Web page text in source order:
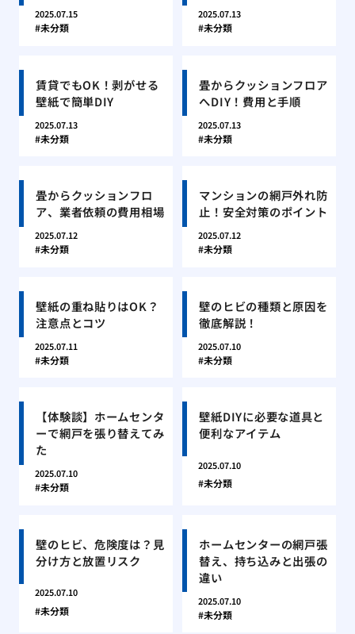
2025.07.15
未分類
2025.07.13
未分類
賃貸でもOK！剥がせる
壁紙で簡単DIY
2025.07.13
未分類
畳からクッションフロア
へDIY！費用と手順
2025.07.13
未分類
畳からクッションフロ
ア、業者依頼の費用相場
2025.07.12
未分類
マンションの網戸外れ防
止！安全対策のポイント
2025.07.12
未分類
壁紙の重ね貼りはOK？
注意点とコツ
2025.07.11
未分類
壁のヒビの種類と原因を
徹底解説！
2025.07.10
未分類
【体験談】ホームセンタ
ーで網戸を張り替えてみ
た
2025.07.10
未分類
壁紙DIYに必要な道具と
便利なアイテム
2025.07.10
未分類
壁のヒビ、危険度は？見
分け方と放置リスク
2025.07.10
未分類
ホームセンターの網戸張
替え、持ち込みと出張の
違い
2025.07.10
未分類